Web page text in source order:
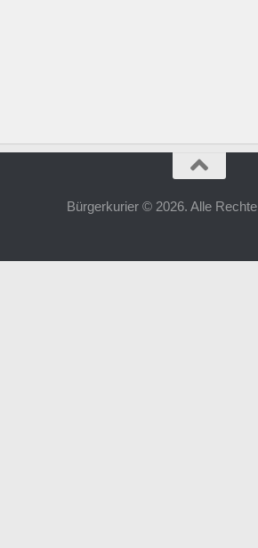
Bürgerkurier © 2026. Alle